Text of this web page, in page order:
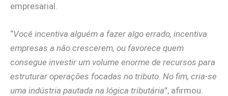
empresarial.
“Você incentiva alguém a fazer algo errado, incentiva
empresas a não crescerem, ou favorece quem
consegue investir um volume enorme de recursos para
estruturar operações focadas no tributo. No fim, cria-se
uma indústria pautada na lógica tributária”, afirmou.